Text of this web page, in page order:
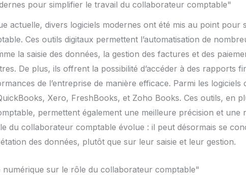
pour simplifier le travail du collaborateur comptable"
actuelle, divers logiciels modernes ont été mis au point pour
Ces outils digitaux permettent l’automatisation de
la saisie des données, la gestion des factures et des
De plus, ils offrent la possibilité d’accéder à des rapports
de l’entreprise de manière efficace. Parmi les logiciels
Xero, FreshBooks, et Zoho Books. Ces outils, en
permettent également une meilleure précision et une
du collaborateur comptable évolue : il peut désormais se
des données, plutôt que sur leur saisie et leur gestion.
numérique sur le rôle du collaborateur comptable"